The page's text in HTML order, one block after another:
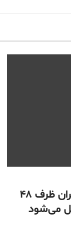
ترامپ: توافق با ایران ظرف ۴۸
می‌شود